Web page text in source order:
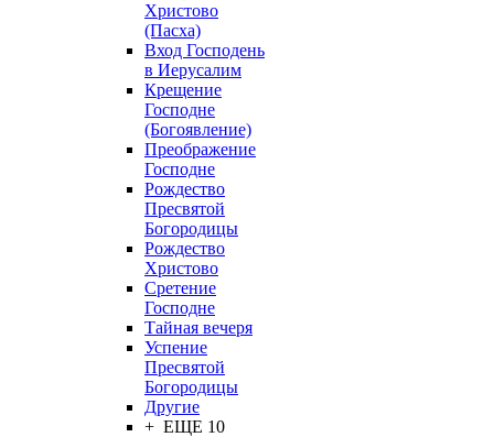
Христово
(Пасха)
Вход Господень
в Иерусалим
Крещение
Господне
(Богоявление)
Преображение
Господне
Рождество
Пресвятой
Богородицы
Рождество
Христово
Сретение
Господне
Тайная вечеря
Успение
Пресвятой
Богородицы
Другие
+ ЕЩЕ 10